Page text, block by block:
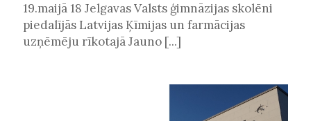
19.maijā 18 Jelgavas Valsts ģimnāzijas skolēni
piedalījās Latvijas Ķīmijas un farmācijas
uzņēmēju rīkotajā Jauno [...]